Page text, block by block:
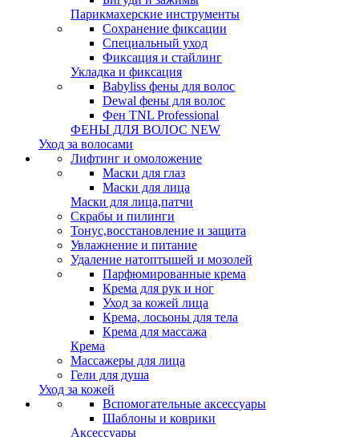
Парикмахерские инструменты
Сохранение фиксации
Специальный уход
Фиксация и стайлинг
Укладка и фиксация
Babyliss фены для волос
Dewal фены для волос
Фен TNL Professional
ФЕНЫ ДЛЯ ВОЛОС NEW
Уход за волосами
Лифтинг и омоложение
Маски для глаз
Маски для лица
Маски для лица,патчи
Скрабы и пилинги
Тонус,восстановление и защита
Увлажнение и питание
Удаление натоптышей и мозолей
Парфюмированные крема
Крема для рук и ног
Уход за кожей лица
Крема, лосьоны для тела
Крема для массажа
Крема
Массажеры для лица
Гели для душа
Уход за кожей
Вспомогательные аксессуары
Шаблоны и коврики
Аксессуары